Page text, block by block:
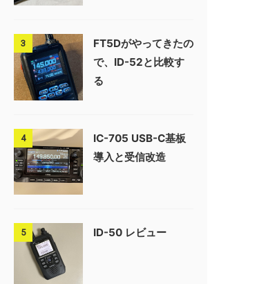
3
FT5Dがやってきたの
で、ID-52と比較す
る
4
IC-705 USB-C基板
導入と受信改造
5 ID-50 レビュー